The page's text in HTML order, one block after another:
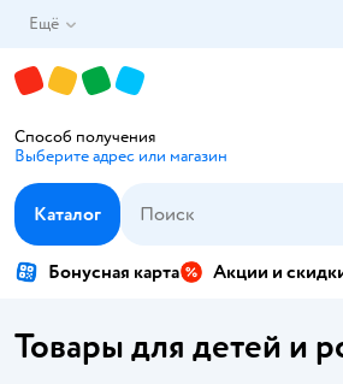
Ещё
Способ получения
Выберите адрес или магазин
Каталог
Бонусная карта Акции и
Товары для детей и